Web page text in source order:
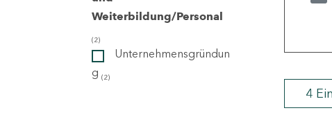
Weiterbildung/Personal
(2)
Unternehmensgründun
g (2)
4